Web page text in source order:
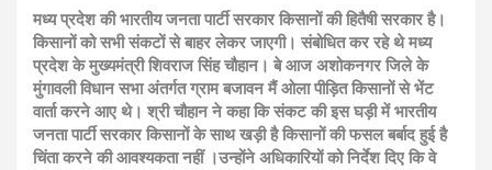
मध्य प्रदेश की भारतीय जनता पार्टी सरकार किसानों की हितैषी सरकार है।
किसानों को सभी संकटों से बाहर लेकर जाएगी। संबोधित कर रहे थे मध्य
प्रदेश के मुख्यमंत्री शिवराज सिंह चौहान। बे आज अशोकनगर जिले के
मुंगावली विधान सभा अंतर्गत ग्राम बजावन मैं ओला पीड़ित किसानों से भेंट
वार्ता करने आए थे। श्री चौहान ने कहा कि संकट की इस घड़ी में भारतीय
जनता पार्टी सरकार किसानों के साथ खड़ी है किसानों की फसल बर्बाद हुई है
चिंता करने की आवश्यकता नहीं ।उन्होंने अधिकारियों को निर्देश दिए कि वे